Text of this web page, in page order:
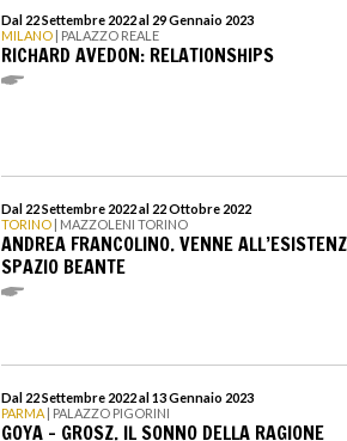
Dal 22 Settembre 2022 al 29 Gennaio 2023
MILANO | PALAZZO REALE
RICHARD AVEDON: RELATIONSHIPS
Dal 22 Settembre 2022 al 22 Ottobre 2022
TORINO | MAZZOLENI TORINO
ANDREA FRANCOLINO. VENNE
SPAZIO BEANTE
Dal 22 Settembre 2022 al 13 Gennaio 2023
PARMA | PALAZZO PIGORINI
GOYA - GROSZ. IL SONNO DELLA RAGIONE